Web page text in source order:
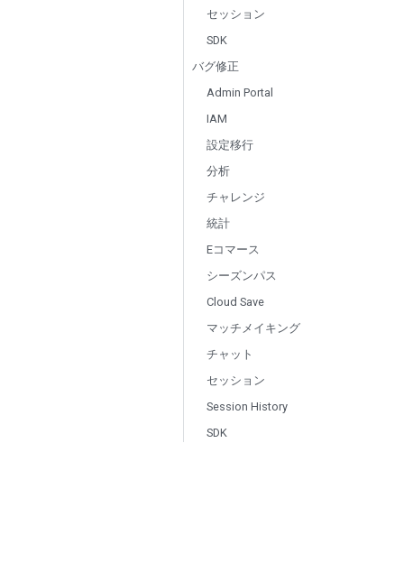
セッション
SDK
バグ修正
Admin Portal
IAM
設定移行
分析
チャレンジ
統計
Eコマース
シーズンパス
Cloud Save
マッチメイキング
チャット
セッション
Session History
SDK